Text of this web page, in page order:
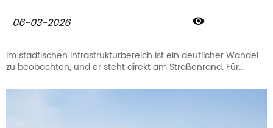
06-03-2026

Im städtischen Infrastrukturbereich ist ein deutlicher Wandel
zu beobachten, und er steht direkt am Straßenrand. Für
Radbagger zum Verkauf zu einer strategischen Maßnahme